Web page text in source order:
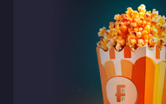
benevolentes e levado para a
Nosso Lar, uma cidade localizada
onde começa a aprender sobre a
reencarnação, e as leis espirituais
existência. No filme, André Luiz
aceitar sua nova condição de
busca compreender o significado